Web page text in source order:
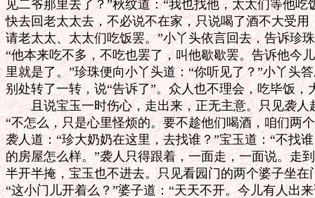
见二爷那里去了？”秋纹道：“我也找他，太太们等他吃
快去回老太太去，不必说不在家，只说喝了酒不大受
请老太太、太太们吃饭罢。”小丫头依言回去，告诉珍
“他本来吃不多，不吃也罢了，叫他歇歇罢。告诉他今
里就是了。”珍珠便向小丫头道：“你听见了？”小丫头
别处转了一转，说“告诉了”。众人也不理会，吃毕饭，
且说宝玉一时伤心，走出来，正无主意。只见袭人
“不怎么，只是心里怪烦的。要不趁他们喝酒，咱们两
袭人道：“珍大奶奶在这里，去找谁？”宝玉道：“不找
的房屋怎么样。”袭人只得跟着，一面走，一面说。走
半开半掩，宝玉也不进去。只见看园门的两个婆子坐
“这小门儿开着么？”婆子道：“天天不开。今儿有人出